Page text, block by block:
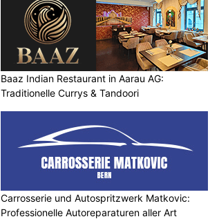
Baaz Indian Restaurant in Aarau AG:
Traditionelle Currys & Tandoori
Carrosserie und Autospritzwerk Matkovic:
Professionelle Autoreparaturen aller Art